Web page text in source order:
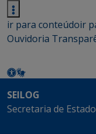
ir para conteúdoir
Ouvidoria
SEILOG
Secretaria de